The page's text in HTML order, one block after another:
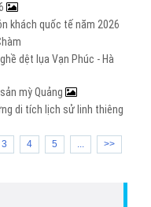
khách quốc tế năm 2026
dệt lụa Vạn Phúc - Hà
mỳ Quảng
di tích lịch sử linh thiêng
3 4 5 ... >>